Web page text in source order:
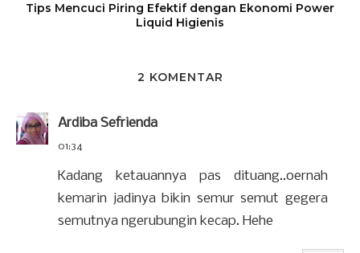
Tips Mencuci Piring Efektif dengan Ekonomi Power
Liquid Higienis
2 KOMENTAR
Ardiba Sefrienda
01:34
Kadang ketauannya pas dituang..oernah
kemarin jadinya bikin semur semut gegera
semutnya ngerubungin kecap. Hehe